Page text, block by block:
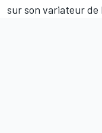
sur son variateur